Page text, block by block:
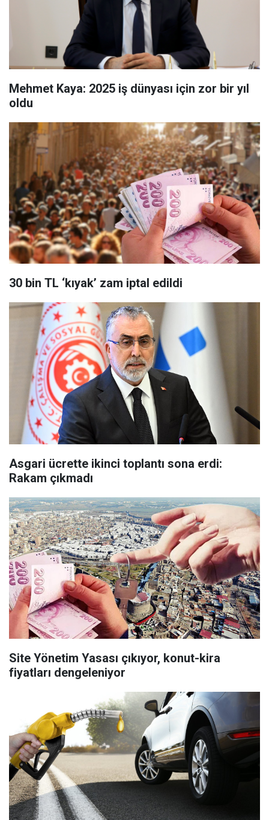
Mehmet Kaya: 2025 iş dünyası için zor bir yıl
oldu
30 bin TL ‘kıyak’ zam iptal edildi
Asgari ücrette ikinci toplantı sona erdi:
Rakam çıkmadı
Site Yönetim Yasası çıkıyor, konut-kira
fiyatları dengeleniyor